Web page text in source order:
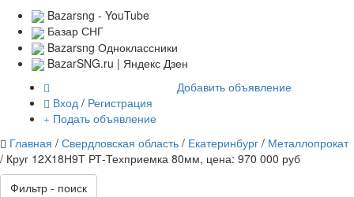
Bazarsng - YouTube
Базар СНГ
Bazarsng Одноклассники
BazarSNG.ru | Яндекс Дзен
Вход / Регистрация
Подать объявление
Добавить объявление
Главная / Свердловская область / Екатеринбург / Металлопрокат
/ Круг 12Х18Н9Т РТ-Техприемка 80мм, цена: 970 000 руб
Фильтр - поиск